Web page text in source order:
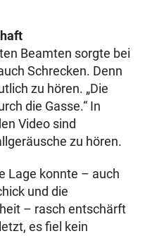
Beamten sorgte bei
Schrecken. Denn
zu hören. „Die
die Gasse.“ In
Video sind
zu hören.
Lage konnte – auch
und die
– rasch entschärft
es fiel kein